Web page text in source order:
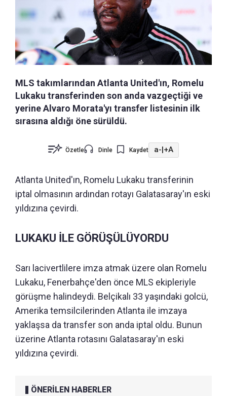
MLS takımlarından Atlanta United'ın, Romelu
Lukaku transferinden son anda vazgeçtiği ve
yerine Alvaro Morata'yı transfer listesinin ilk
sırasına aldığı öne sürüldü.
Özetle Dinle Kaydet a-|+A
Atlanta United'ın, Romelu Lukaku transferinin
iptal olmasının ardından rotayı Galatasaray'ın eski
yıldızına çevirdi.
LUKAKU İLE GÖRÜŞÜLÜYORDU
Sarı lacivertlilere imza atmak üzere olan Romelu
Lukaku, Fenerbahçe'den önce MLS ekipleriyle
görüşme halindeydi. Belçikalı 33 yaşındaki golcü,
Amerika temsilcilerinden Atlanta ile imzaya
yaklaşsa da transfer son anda iptal oldu. Bunun
üzerine Atlanta rotasını Galatasaray'ın eski
yıldızına çevirdi.
ÖNERİLEN HABERLER